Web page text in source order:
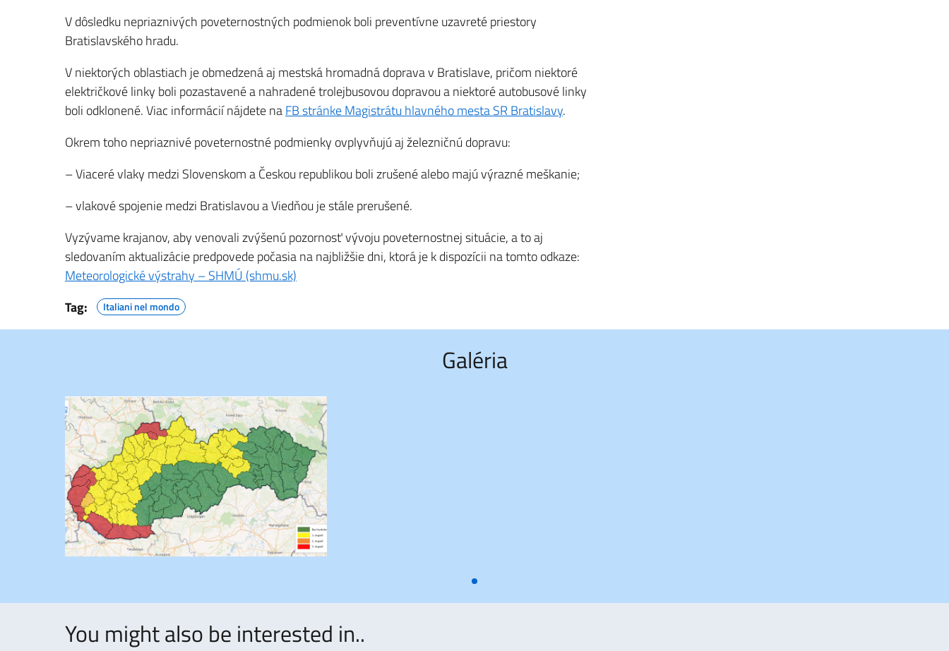
V dôsledku nepriaznivých poveternostných podmienok boli preventívne uzavreté priestory
Bratislavského hradu.
V niektorých oblastiach je obmedzená aj mestská hromadná doprava v Bratislave, pričom niektoré
električkové linky boli pozastavené a nahradené trolejbusovou dopravou a niektoré autobusové linky
boli odklonené. Viac informácií nájdete naFB stránke Magistrátu hlavného mesta SR Bratislavy.
Okrem toho nepriaznivé poveternostné podmienky ovplyvňujú aj železničnú dopravu:
– Viaceré vlaky medzi Slovenskom a Českou republikou boli zrušené alebo majú výrazné meškanie;
– vlakové spojenie medzi Bratislavou a Viedňou je stále prerušené.
Vyzývame krajanov, aby venovali zvýšenú pozornosť vývoju poveternostnej situácie, a to aj
sledovaním aktualizácie predpovede počasia na najbližšie dni, ktorá je k dispozícii na tomto odkaze:
Meteorologické výstrahy – SHMÚ (shmu.sk)
Tag:
Italiani nel mondo
Galéria
You might also be interested in..